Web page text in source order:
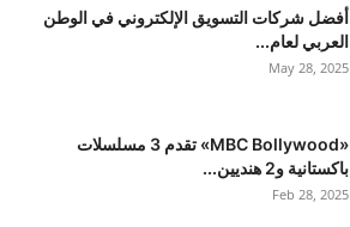
أفضل شركات التسويق الإلكتروني في الوطن
العربي لعام...
May 28, 2025
«MBC Bollywood» تقدم 3 مسلسلات
باكستانية و2 هنديين...
Feb 28, 2025